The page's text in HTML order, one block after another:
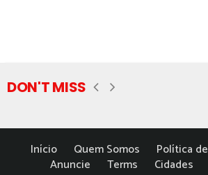
DON'T MISS
Início Quem Somos
Política
Anuncie
Terms Cidades